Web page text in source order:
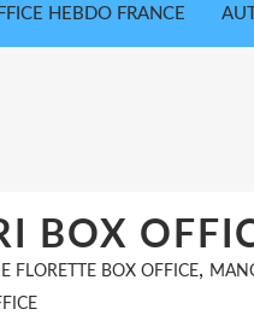
HEBDO FRANCE
BOX
FLORETTE BOX OFFICE,